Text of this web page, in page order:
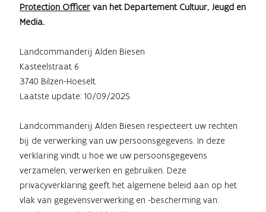
Protection Officer van het Departement Cultuur, Jeugd en
Media.
Landcommanderij Alden Biesen
Kasteelstraat 6
3740 Bilzen-Hoeselt
Laatste update: 10/09/2025
Landcommanderij Alden Biesen respecteert uw rechten
bij de verwerking van uw persoonsgegevens. In deze
verklaring vindt u hoe we uw persoonsgegevens
verzamelen, verwerken en gebruiken. Deze
privacyverklaring geeft het algemene beleid aan op het
vlak van gegevensverwerking en -bescherming van: